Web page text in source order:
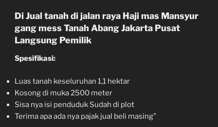
Di Jual tanah di jalan raya Haji mas Mansyur
gang mess Tanah Abang Jakarta Pusat
Langsung Pemilik
Spesifikasi:
Luas tanah keseluruhan 1,1 hektar
Kosong di muka 2500 meter
Sisa nya isi penduduk Sudah di plot
Terima apa ada nya pajak jual beli masing”